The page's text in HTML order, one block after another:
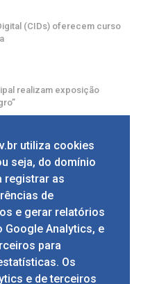
(CIDs) oferecem curso
realizam exposição
sugestão de alíquota
ao Dia da Bandeira
utiliza cookies
seja, do domínio
registrar as
de
e gerar relatórios
Analytics, e
para
Os
e de terceiros